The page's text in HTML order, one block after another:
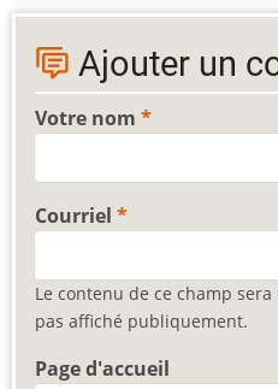
Ajouter un
Votre nom
Courriel
Le contenu de ce champ
pas affiché publiquement.
Page d'accueil